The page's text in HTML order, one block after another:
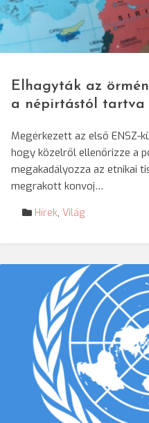
Elhagyták az
a népirtástól tartva
Megérkezett az első ENSZ-
hogy közelről ellenőrizze a
megakadályozza az etnikai
megrakott konvoj…
Hírek, Világ